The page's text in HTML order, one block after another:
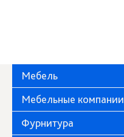
Мебель
Мебельные компании
Фурнитура